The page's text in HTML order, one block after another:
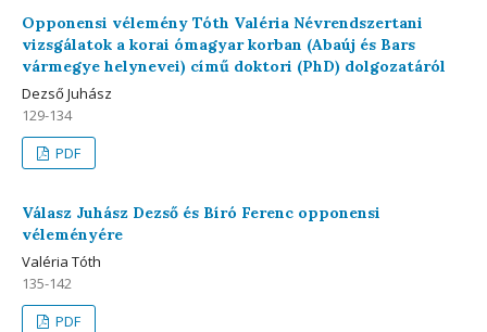
Opponensi vélemény Tóth Valéria Névrendszertani
vizsgálatok a korai ómagyar korban (Abaúj és Bars
vármegye helynevei) című doktori (PhD) dolgozatáról
Dezső Juhász
129-134
PDF
Válasz Juhász Dezső és Bíró Ferenc opponensi
véleményére
Valéria Tóth
135-142
PDF